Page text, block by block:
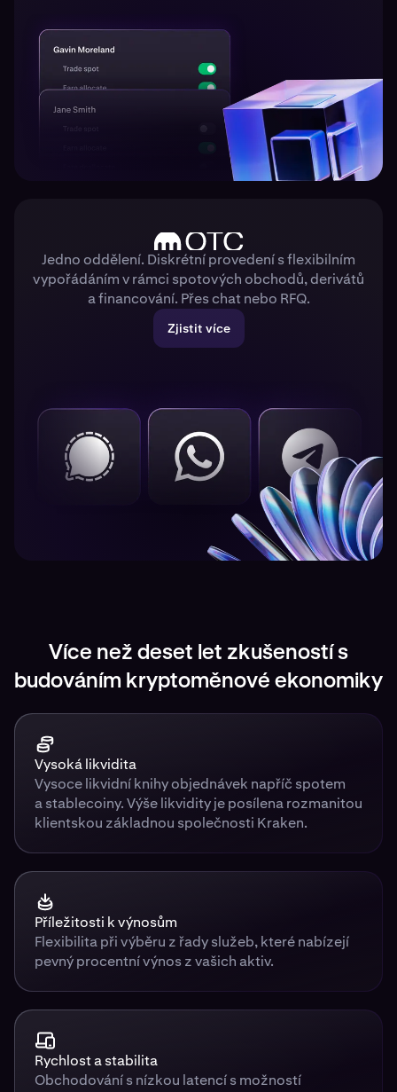
Jedno oddělení. Diskrétní provedení s flexibilním
vypořádáním v rámci spotových obchodů, derivátů
a financování. Přes chat nebo RFQ.
Zjistit více
Více než deset let zkušeností s
budováním kryptoměnové ekonomiky
Vysoká likvidita
Vysoce likvidní knihy objednávek napříč spotem
a stablecoiny. Výše likvidity je posílena rozmanitou
klientskou základnou společnosti Kraken.
Příležitosti k výnosům
Flexibilita při výběru z řady služeb, které nabízejí
pevný procentní výnos z vašich aktiv.
Rychlost a stabilita
Obchodování s nízkou latencí s možností